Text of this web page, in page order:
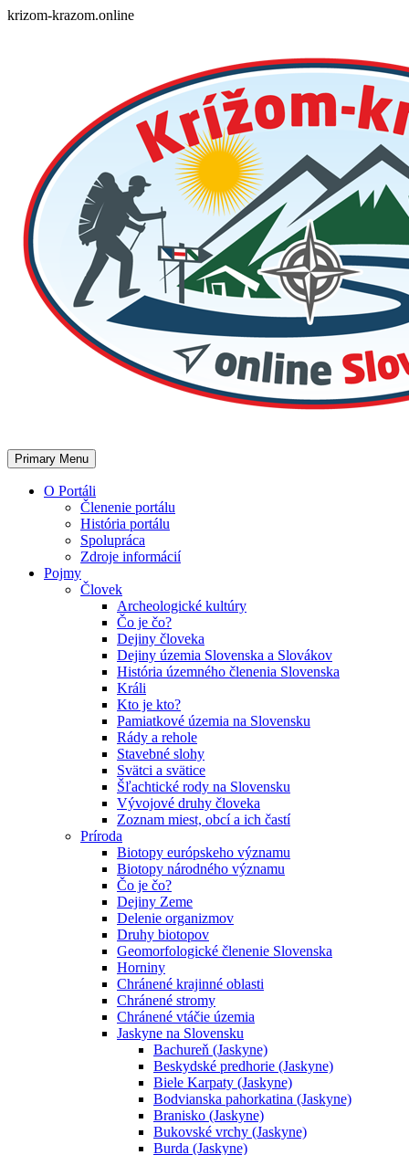
Skip
krizom-krazom.online
Primary Menu
O Portáli
Členenie portálu
História portálu
Spolupráca
Zdroje informácií
Pojmy
Človek
Archeologické kultúry
Čo je čo?
Dejiny človeka
Dejiny územia Slovenska a Slovákov
História územného členenia Slovenska
Králi
Kto je kto?
Pamiatkové územia na Slovensku
Rády a rehole
Stavebné slohy
Svätci a svätice
Šľachtické rody na Slovensku
Vývojové druhy človeka
Zoznam miest, obcí a ich častí
Príroda
Biotopy európskeho významu
Biotopy národného významu
Čo je čo?
Dejiny Zeme
Delenie organizmov
Druhy biotopov
Geomorfologické členenie Slovenska
Horniny
Chránené krajinné oblasti
Chránené stromy
Chránené vtáčie územia
Jaskyne na Slovensku
Bachureň (Jaskyne)
Beskydské predhorie (Jaskyne)
Biele Karpaty (Jaskyne)
Bodvianska pahorkatina (Jaskyne)
Branisko (Jaskyne)
Bukovské vrchy (Jaskyne)
Burda (Jaskyne)